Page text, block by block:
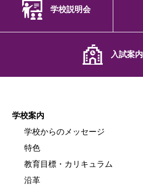
学校説明会
入試案内
学校案内
学校からのメッセージ
特色
教育目標・カリキュラム
沿革